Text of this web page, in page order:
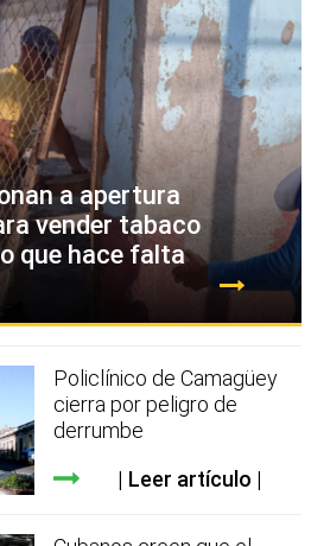
a apertura
vender tabaco
que hace falta
Policlínico de Camagüey
cierra por peligro de
derrumbe
Leer artículo